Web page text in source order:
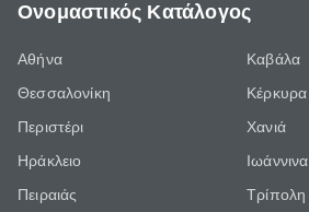
Ονομαστικός Κατάλογος
Αθήνα
Θεσσαλονίκη
Περιστέρι
Ηράκλειο
Πειραιάς
Καβάλα
Κέρκυρα
Χανιά
Ιωάννινα
Τρίπολη